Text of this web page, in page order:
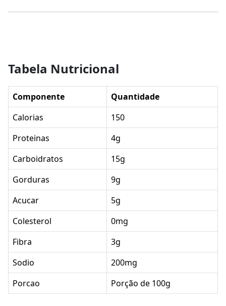
Tabela Nutricional
Componente
Quantidade
Calorias
150
Proteinas
4g
Carboidratos
15g
Gorduras
9g
Acucar
5g
Colesterol
0mg
Fibra
3g
Sodio
200mg
Porcao
Porção de 100g